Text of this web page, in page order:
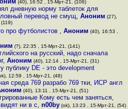
(40), 16:52 , 15-Мрт-21, (106)
дневную норму таблеток для
перевод не смущ,Аноним (27),
про футболистов , Аноним (40), 16:53 ,
(?), 22:35 , 15-Мрт-21, (141)
на русский, надо сначала
, Аноним (40), 12:14 , 15-Мрт-21, (31)
публику DE - это development
12:59 , 15-Мрт-21, (48)
среда 769 разрабо 769 тки, ИСP англ
(40), 13:11 , 15-Мрт-21, (51)
Кому есть чем заняться,
ни в с, n00by(ok), 13:23 , 15-Мрт-21, (54)